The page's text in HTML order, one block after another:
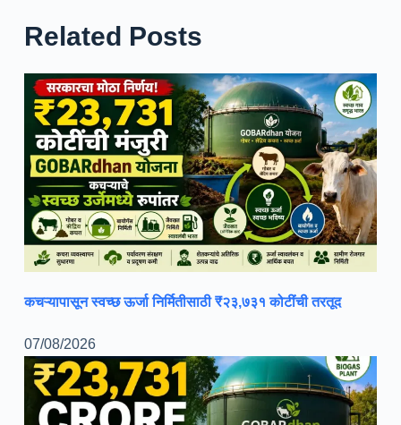
Related Posts
कचऱ्यापासून स्वच्छ ऊर्जा निर्मितीसाठी ₹२३,७३१ कोटींची तरतूद
07/08/2026